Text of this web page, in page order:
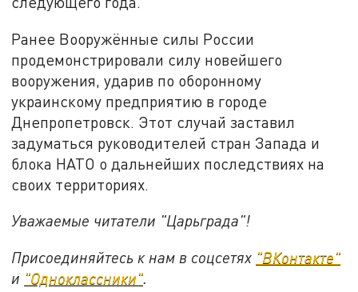
Ранее Вооружённые силы России
продемонстрировали силу новейшего
вооружения, ударив по оборонному
украинскому предприятию в городе
Днепропетровск. Этот случай заставил
задуматься руководителей стран Запада и
блока НАТО о дальнейших последствиях на
своих территориях.
Уважаемые читатели "Царьграда"!
Присоединяйтесь к нам в соцсетях "ВКонтакте"
и "Одноклассники".